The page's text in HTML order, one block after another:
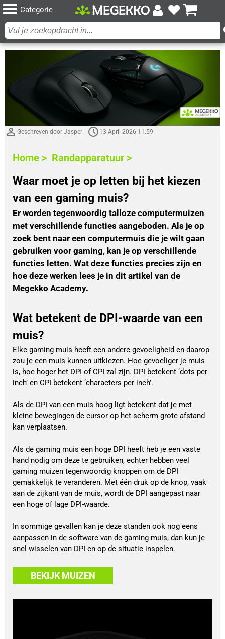
Categorie
Geschreven door Jasper 13 April 2026 11:59
Home > Randapparatuur >
Waar moet je op letten bij het kiezen
van een gaming muis?
Er worden tegenwoordig talloze computermuizen
met verschillende functies aangeboden. Als je op
zoek bent naar een computermuis die je wilt gaan
gebruiken voor gaming, kan je op verschillende
functies letten. Wat deze functies precies zijn en
hoe deze werken lees je in dit artikel van de
Megekko Academy.
Wat betekent de DPI-waarde van een
muis?
Elke gaming muis heeft een andere gevoeligheid en daarop
zou je een muis kunnen uitkiezen. Hoe gevoeliger je muis
is, hoe hoger het DPI of CPI zal zijn. DPI betekent ‘dots per
inch’ en CPI betekent ‘characters per inch’.
Als de DPI van een muis hoog ligt betekent dat je met
kleine bewegingen de cursor op het scherm grote afstand
kan verplaatsen.
Als de gaming muis een hoge DPI heeft heb je een vaste
hand nodig om deze te gebruiken, echter hebben veel
gaming muizen tegenwoordig knoppen om de DPI
gemakkelijk te veranderen. Met één druk op de knop, vaak
aan de zijkant van de muis, wordt de DPI aangepast naar
een hoge of lage DPI-waarde.
In sommige gevallen kan je deze standen ook nog eens
aanpassen in de software van de gaming muis, dan kun je
snel wisselen van DPI en op de situatie inspelen.
BEKIJK MUIZEN